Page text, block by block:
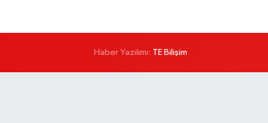
Haber Yazılımı: TE Bilişim